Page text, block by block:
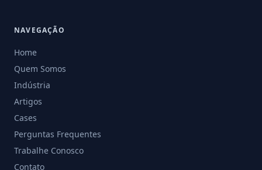
NAVEGAÇÃO
Home
Quem Somos
Indústria
Artigos
Cases
Perguntas Frequentes
Trabalhe Conosco
Contato